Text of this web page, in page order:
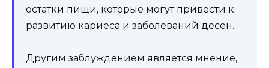
остатки пищи, которые могут привести к
развитию кариеса и заболеваний десен.
Другим заблуждением является мнение,